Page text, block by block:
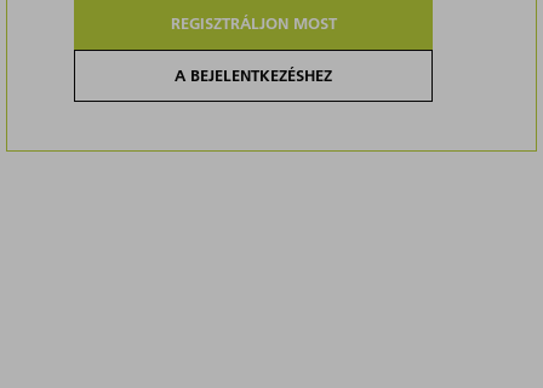
REGISZTRÁLJON MOST
A BEJELENTKEZÉSHEZ